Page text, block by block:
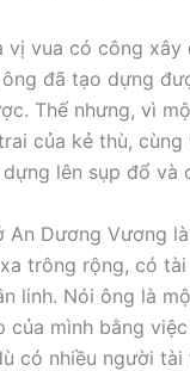
vị vua có công
đã tạo dựng
Thế nhưng, vì
của kẻ thù,
lên sụp đổ và
An Dương Vương
trông rộng, có
linh. Nói ông là
của mình bằng
có nhiều người